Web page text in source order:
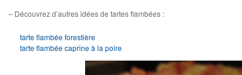
– Découvrez d’autres idées de tartes flambées :
tarte flambée forestière
tarte flambée caprine à la poire